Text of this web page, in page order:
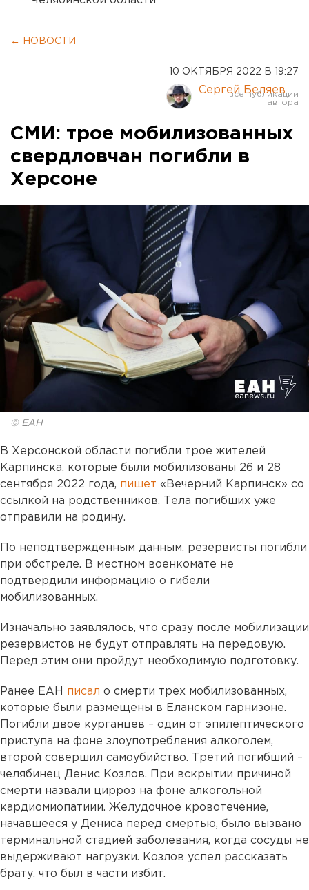
← НОВОСТИ
10 ОКТЯБРЯ 2022 В 19:27
Сергей Беляев
СМИ: трое мобилизованных
свердловчан погибли в
Херсоне
© ЕАН
В Херсонской области погибли трое жителей
Карпинска, которые были мобилизованы 26 и 28
сентября 2022 года, пишет «Вечерний Карпинск» со
ссылкой на родственников. Тела погибших уже
отправили на родину.
По неподтвержденным данным, резервисты погибли
при обстреле. В местном военкомате не
подтвердили информацию о гибели
мобилизованных.
Изначально заявлялось, что сразу после мобилизации
резервистов не будут отправлять на передовую.
Перед этим они пройдут необходимую подготовку.
Ранее ЕАН писал о смерти трех мобилизованных,
которые были размещены в Еланском гарнизоне.
Погибли двое курганцев – один от эпилептического
приступа на фоне злоупотребления алкоголем,
второй совершил самоубийство. Третий погибший –
челябинец Денис Козлов. При вскрытии причиной
смерти назвали цирроз на фоне алкогольной
кардиомиопатиии. Желудочное кровотечение,
начавшееся у Дениса перед смертью, было вызвано
терминальной стадией заболевания, когда сосуды не
выдерживают нагрузки. Козлов успел рассказать
брату, что был в части избит.